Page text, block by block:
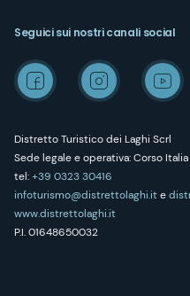
Distretto Turistico dei Laghi Scrl
Sede legale e operativa: Corso
tel:+39 0323 30416
infoturismo@distrettolaghi.ite
www.distrettolaghi.it
P.I. 01648650032
Seguici sui nostri canali social